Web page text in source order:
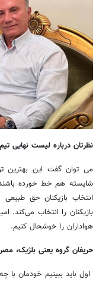
نظرتان درباره لیست نهایی
می توان گفت این بهترین
شایسته هم خط خورده
انتخاب بازیکنان حق
بازیکنان را انتخاب می‌کند.
هواداران را خوشحال کنیم.
حریفان گروه یعنی بلژیک،
اول باید ببینیم خودمان